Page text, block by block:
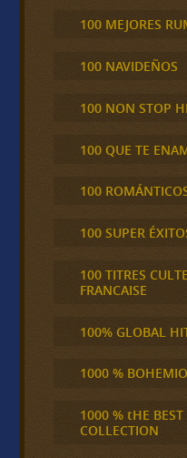
100 MEJORES
100 NAVIDEÑOS
100 NON STOP
100 QUE TE
100
100 SUPER
100 TITRES
FRANCAISE
100% GLOBAL
1000 % BOHEMIO
1000 % tHE BEST
COLLECTION